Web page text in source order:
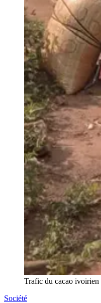
Trafic du cacao
Société